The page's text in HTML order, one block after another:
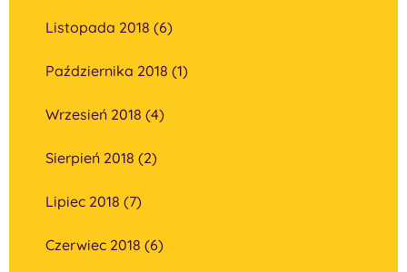
Listopada 2018 (6)
Października 2018 (1)
Wrzesień 2018 (4)
Sierpień 2018 (2)
Lipiec 2018 (7)
Czerwiec 2018 (6)